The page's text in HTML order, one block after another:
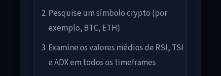
Pesquise um símbolo crypto (por
exemplo, BTC, ETH)
Examine os valores médios de RSI, TSI
e ADX em todos os timeframes